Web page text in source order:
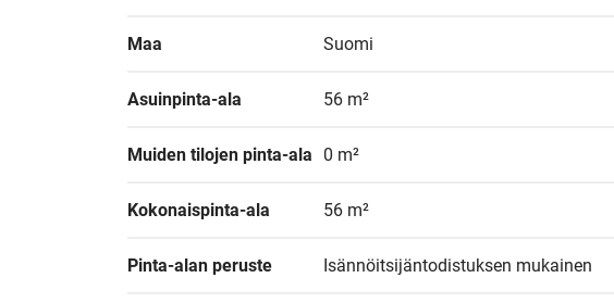
Maa Suomi
Asuinpinta-ala 56 m²
Muiden tilojen pinta-ala 0 m²
Kokonaispinta-ala 56 m²
Pinta-alan peruste Isännöitsijäntodistuksen mukainen